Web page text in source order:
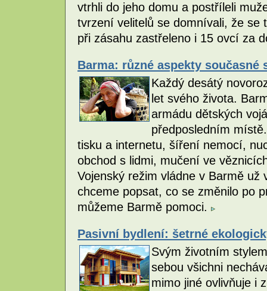
vtrhli do jeho domu a postříleli
tvrzení velitelů se domnívali, že se
při zásahu zastřeleno i 15 ovcí za
Barma: různé aspekty současné
Každý desátý
let svého života.
armádu dětských
předposledním
tisku a internetu, šíření nemocí,
obchod s lidmi, mučení ve
Vojenský režim vládne v Barmě
chceme popsat, co se změnilo po
můžeme Barmě pomoci.
Pasivní bydlení: šetrné
Svým životním
sebou všichni
mimo jiné ovlivňuje i